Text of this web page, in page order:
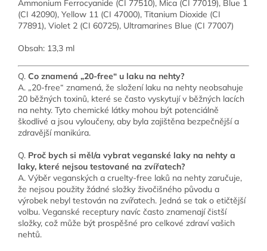
Ammonium Ferrocyanide (CI 77510), Mica (CI 77019), Blue 1
(CI 42090), Yellow 11 (CI 47000), Titanium Dioxide (CI
77891), Violet 2 (CI 60725), Ultramarines Blue (CI 77007)
Obsah: 13,3 ml
Q. Co znamená „20-free“ u laku na nehty?
A. „20-free“ znamená, že složení laku na nehty neobsahuje
20 běžných toxinů, které se často vyskytují v běžných lacích
na nehty. Tyto chemické látky mohou být potenciálně
škodlivé a jsou vyloučeny, aby byla zajištěna bezpečnější a
zdravější manikúra.
Q. Proč bych si měl/a vybrat veganské laky na nehty a
laky, které nejsou testované na zvířatech?
A. Výběr veganských a cruelty-free laků na nehty zaručuje,
že nejsou použity žádné složky živočišného původu a
výrobek nebyl testován na zvířatech. Jedná se tak o etičtější
volbu. Veganské receptury navíc často znamenají čistší
složky, což může být prospěšné pro celkové zdraví vašich
nehtů.